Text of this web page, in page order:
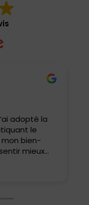
adopté la
le
bien-
mieux
une